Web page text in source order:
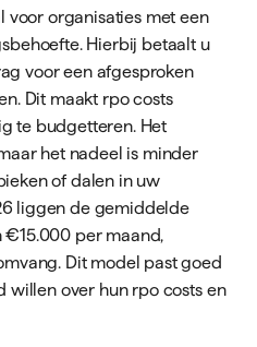
voor organisaties met een
Hierbij betaalt u
voor een afgesproken
Dit maakt rpo costs
te budgetteren. Het
het nadeel is minder
of dalen in uw
liggen de gemiddelde
per maand,
Dit model past goed
willen over hun rpo costs en